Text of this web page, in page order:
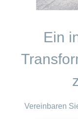
Ein
Vereinbaren